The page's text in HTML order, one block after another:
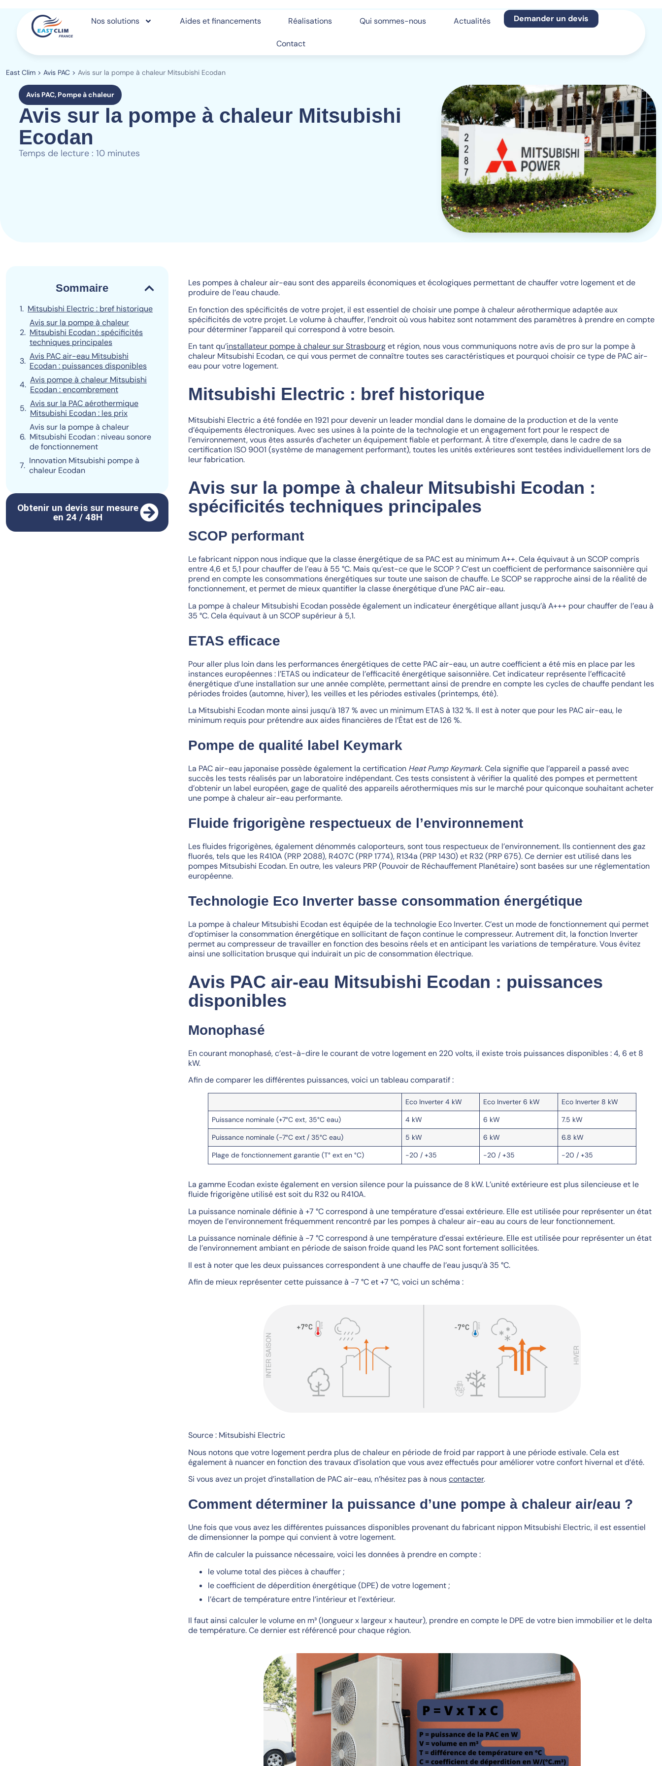
Nos solutions Aides et financements Réalisations Qui sommes-nous Actualités
Contact
Demander un devis
East Clim > Avis PAC > Avis sur la pompe à chaleur Mitsubishi Ecodan
Avis PAC, Pompe à chaleur
Avis sur la pompe à chaleur Mitsubishi
Ecodan
Temps de lecture : 10 minutes
Sommaire
Mitsubishi Electric : bref historique
Avis sur la pompe à chaleur
Mitsubishi Ecodan : spécificités
techniques principales
Avis PAC air-eau Mitsubishi
Ecodan : puissances disponibles
Avis pompe à chaleur Mitsubishi
Ecodan : encombrement
Avis sur la PAC aérothermique
Mitsubishi Ecodan : les prix
Avis sur la pompe à chaleur
Mitsubishi Ecodan : niveau sonore
de fonctionnement
Innovation Mitsubishi pompe à
chaleur Ecodan
Obtenir un devis sur mesure
en 24 / 48H
Les pompes à chaleur air-eau sont des appareils économiques et écologiques permettant de chauffer votre logement et de
produire de l’eau chaude.
En fonction des spécificités de votre projet, il est essentiel de choisir une pompe à chaleur aérothermique adaptée aux
spécificités de votre projet. Le volume à chauffer, l’endroit où vous habitez sont notamment des paramètres à prendre en compte
pour déterminer l’appareil qui correspond à votre besoin.
En tant qu’installateur pompe à chaleur sur Strasbourget région, nous vous communiquons notre avis de pro sur la pompe à
chaleur Mitsubishi Ecodan, ce qui vous permet de connaître toutes ses caractéristiques et pourquoi choisir ce type de PAC air-
eau pour votre logement.
Mitsubishi Electric : bref historique
Mitsubishi Electric a été fondée en 1921 pour devenir un leader mondial dans le domaine de la production et de la vente
d’équipements électroniques. Avec ses usines à la pointe de la technologie et un engagement fort pour le respect de
l’environnement, vous êtes assurés d’acheter un équipement fiable et performant. À titre d’exemple, dans le cadre de sa
certification ISO 9001 (système de management performant), toutes les unités extérieures sont testées individuellement lors de
leur fabrication.
Avis sur la pompe à chaleur Mitsubishi Ecodan :
spécificités techniques principales
SCOP performant
Le fabricant nippon nous indique que la classe énergétique de sa PAC est au minimum A++. Cela équivaut à un SCOP compris
entre 4,6 et 5,1 pour chauffer de l’eau à 55 °C. Mais qu’est-ce que le SCOP ? C’est un coefficient de performance saisonnière qui
prend en compte les consommations énergétiques sur toute une saison de chauffe. Le SCOP se rapproche ainsi de la réalité de
fonctionnement, et permet de mieux quantifier la classe énergétique d’une PAC air-eau.
La pompe à chaleur Mitsubishi Ecodan possède également un indicateur énergétique allant jusqu’à A+++ pour chauffer de l’eau à
35 °C. Cela équivaut à un SCOP supérieur à 5,1.
ETAS efficace
Pour aller plus loin dans les performances énergétiques de cette PAC air-eau, un autre coefficient a été mis en place par les
instances européennes : l’ETAS ou indicateur de l’efficacité énergétique saisonnière. Cet indicateur représente l’efficacité
énergétique d’une installation sur une année complète, permettant ainsi de prendre en compte les cycles de chauffe pendant les
périodes froides (automne, hiver), les veilles et les périodes estivales (printemps, été).
La Mitsubishi Ecodan monte ainsi jusqu’à 187 % avec un minimum ETAS à 132 %. Il est à noter que pour les PAC air-eau, le
minimum requis pour prétendre aux aides financières de l’État est de 126 %.
Pompe de qualité label Keymark
La PAC air-eau japonaise possède également la certification Heat Pump Keymark. Cela signifie que l’appareil a passé avec
succès les tests réalisés par un laboratoire indépendant. Ces tests consistent à vérifier la qualité des pompes et permettent
d’obtenir un label européen, gage de qualité des appareils aérothermiques mis sur le marché pour quiconque souhaitant acheter
une pompe à chaleur air-eau performante.
Fluide frigorigène respectueux de l’environnement
Les fluides frigorigènes, également dénommés caloporteurs, sont tous respectueux de l’environnement. Ils contiennent des gaz
fluorés, tels que les R410A (PRP 2088), R407C (PRP 1774), R134a (PRP 1430) et R32 (PRP 675). Ce dernier est utilisé dans les
pompes Mitsubishi Ecodan. En outre, les valeurs PRP (Pouvoir de Réchauffement Planétaire) sont basées sur une réglementation
européenne.
Technologie Eco Inverter basse consommation énergétique
La pompe à chaleur Mitsubishi Ecodan est équipée de la technologie Eco Inverter. C’est un mode de fonctionnement qui permet
d’optimiser la consommation énergétique en sollicitant de façon continue le compresseur. Autrement dit, la fonction Inverter
permet au compresseur de travailler en fonction des besoins réels et en anticipant les variations de température. Vous évitez
ainsi une sollicitation brusque qui induirait un pic de consommation électrique.
Avis PAC air-eau Mitsubishi Ecodan : puissances
disponibles
Monophasé
En courant monophasé, c’est-à-dire le courant de votre logement en 220 volts, il existe trois puissances disponibles : 4, 6 et 8
kW.
Afin de comparer les différentes puissances, voici un tableau comparatif :
Eco Inverter 4 kW Eco Inverter 6 kW
Eco Inverter 8 kW
Puissance nominale (+7°C ext, 35°C eau)
4 kW 6 kW
7.5 kW
Puissance nominale (-7°C ext / 35°C eau)
5 kW 6 kW
6.8 kW
Plage de fonctionnement garantie (T° ext en °C)
-20 / +35 -20 / +35 -20 / +35
La gamme Ecodan existe également en version silence pour la puissance de 8 kW. L’unité extérieure est plus silencieuse et le
fluide frigorigène utilisé est soit du R32 ou R410A.
La puissance nominale définie à +7 °C correspond à une température d’essai extérieure. Elle est utilisée pour représenter un état
moyen de l’environnement fréquemment rencontré par les pompes à chaleur air-eau au cours de leur fonctionnement.
La puissance nominale définie à -7 °C correspond à une température d’essai extérieure. Elle est utilisée pour représenter un état
de l’environnement ambiant en période de saison froide quand les PAC sont fortement sollicitées.
Il est à noter que les deux puissances correspondent à une chauffe de l’eau jusqu’à 35 °C.
Afin de mieux représenter cette puissance à -7 °C et +7 °C, voici un schéma :
Source : Mitsubishi Electric
Nous notons que votre logement perdra plus de chaleur en période de froid par rapport à une période estivale. Cela est
également à nuancer en fonction des travaux d’isolation que vous avez effectués pour améliorer votre confort hivernal et d’été.
Si vous avez un projet d’installation de PAC air-eau, n’hésitez pas à nouscontacter.
Comment déterminer la puissance d’une pompe à chaleur air/eau ?
Une fois que vous avez les différentes puissances disponibles provenant du fabricant nippon Mitsubishi Electric, il est essentiel
de dimensionner la pompe qui convient à votre logement.
Afin de calculer la puissance nécessaire, voici les données à prendre en compte :
le volume total des pièces à chauffer ;
le coefficient de déperdition énergétique (DPE) de votre logement ;
l’écart de température entre l’intérieur et l’extérieur.
Il faut ainsi calculer le volume en m³ (longueur x largeur x hauteur), prendre en compte le DPE de votre bien immobilier et le delta
de température. Ce dernier est référencé pour chaque région.